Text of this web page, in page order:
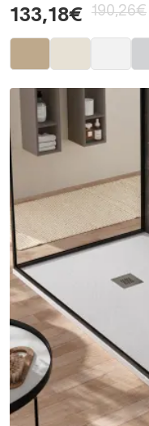
133,18€ 190,26€